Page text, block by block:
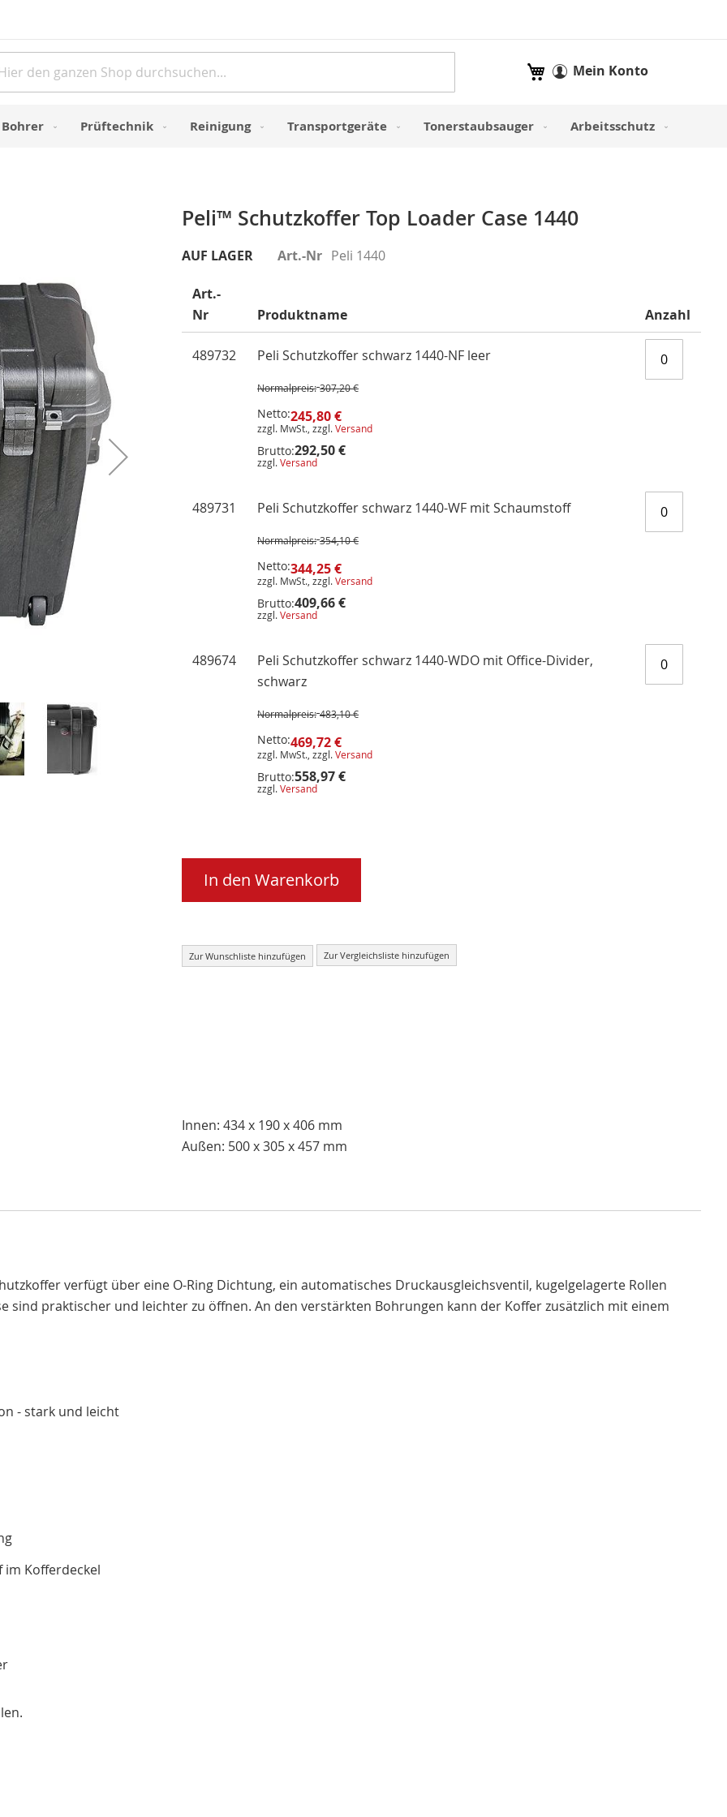
Mein Warenkorb
Mein Konto
Bohrer Prüftechnik Reinigung Transportgeräte Tonerstaubsauger Arbeitsschutz
Peli™ Schutzkoffer Top Loader Case 1440
AUF LAGER Art.-Nr Peli 1440
Produkte
Art.-
Nr
Produktname Anzahl
489732 Peli Schutzkoffer schwarz 1440-NF leer
Normalpreis: 307,20 €
Netto:245,80 €
zzgl. MwSt., zzgl.Versand
Brutto:292,50 €
zzgl.Versand
489731 Peli Schutzkoffer schwarz 1440-WF mit Schaumstoff
Normalpreis: 354,10 €
Netto:344,25 €
zzgl. MwSt., zzgl.Versand
Brutto:409,66 €
zzgl.Versand
489674
Peli Schutzkoffer schwarz 1440-WDO mit Office-Divider,
schwarz
Normalpreis: 483,10 €
Netto:469,72 €
zzgl. MwSt., zzgl.Versand
Brutto:558,97 €
zzgl.Versand
In den Warenkorb
Zur Wunschliste hinzufügen Zur Vergleichsliste hinzufügen
Innen: 434 x 190 x 406 mm
Außen: 500 x 305 x 457 mm
verfügt über eine O-Ring Dichtung, ein automatisches Druckausgleichsventil, kugelgelagerte Rollen
sind praktischer und leichter zu öffnen. An den verstärkten Bohrungen kann der Koffer zusätzlich mit einem
- stark und leicht
Kofferdeckel